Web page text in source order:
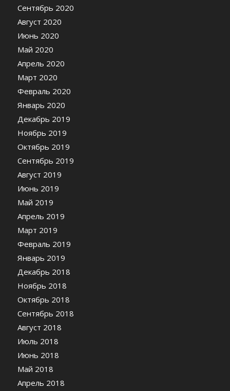
Сентябрь 2020
Август 2020
Июнь 2020
Май 2020
Апрель 2020
Март 2020
Февраль 2020
Январь 2020
Декабрь 2019
Ноябрь 2019
Октябрь 2019
Сентябрь 2019
Август 2019
Июнь 2019
Май 2019
Апрель 2019
Март 2019
Февраль 2019
Январь 2019
Декабрь 2018
Ноябрь 2018
Октябрь 2018
Сентябрь 2018
Август 2018
Июль 2018
Июнь 2018
Май 2018
Апрель 2018